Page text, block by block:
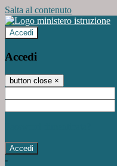
Salta al contenuto
Accedi
Accedi
button close ×
-